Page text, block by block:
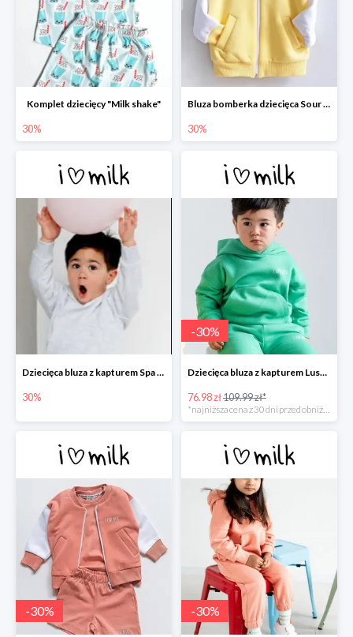
Komplet dziecięcy "Milk shake"
30%
Bluza bomberka dziecięca Sour Yellow
30%
Dziecięca bluza z kapturem Spa Melange
30%
-30%
Dziecięca bluza z kapturem Lush Green -30%
76.98 zł109.99 zł*
-30% -30%